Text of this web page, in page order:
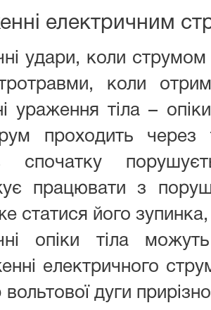
електричним
удари, коли
коли
ураження тіла –
проходить через
спочатку
працювати з
статися його
опіки тіла
електричного
вольтової дуги